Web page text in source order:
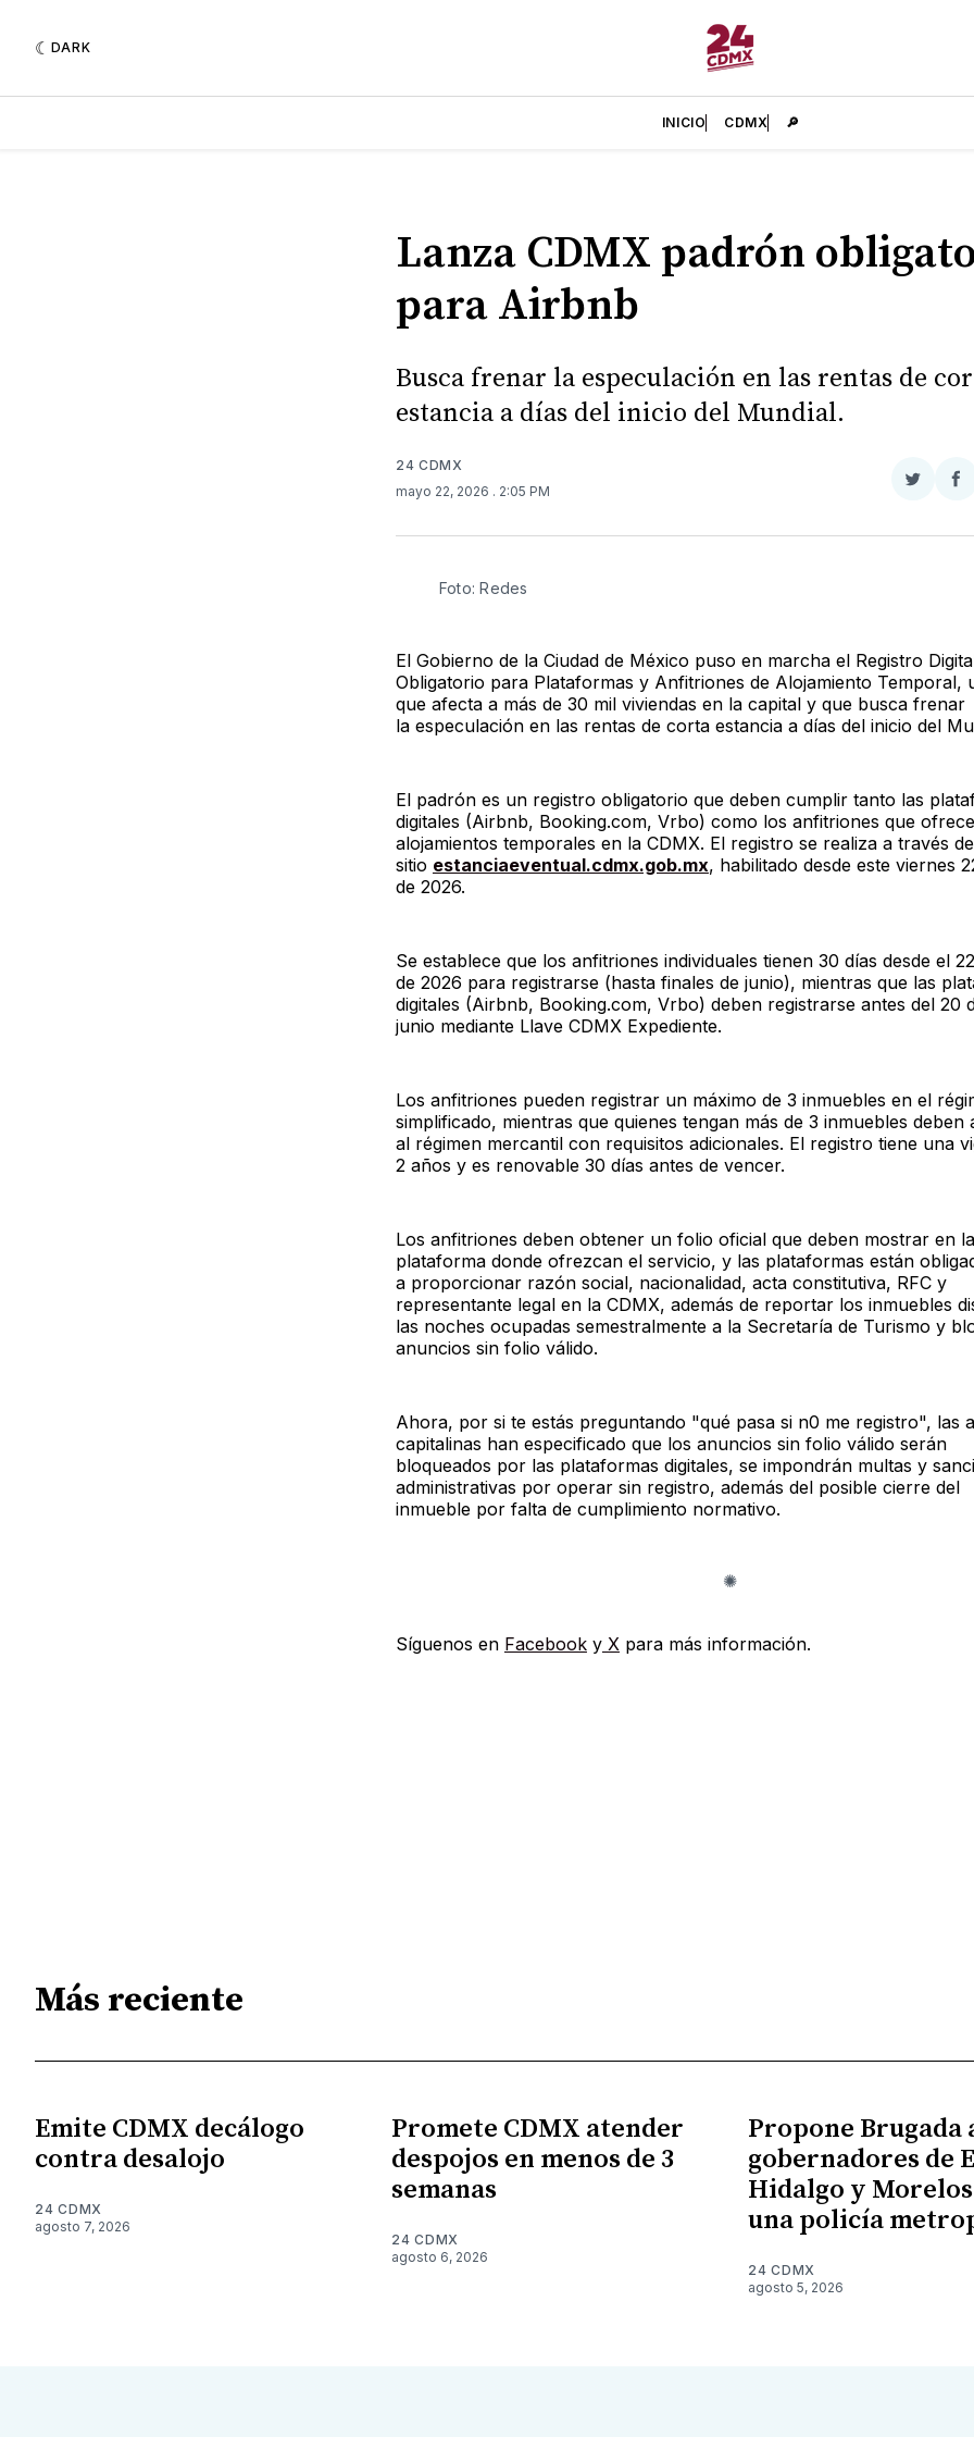
DARK
INICIO CDMX 🔎
Lanza CDMX padrón
para Airbnb
Busca frenar la especulación en las rentas de
estancia a días del inicio del Mundial.
24 CDMX
mayo 22, 2026 . 2:05 PM
Twitter
Foto: Redes
El Gobierno de la Ciudad de México puso en marcha el Registro
Obligatorio para Plataformas y Anfitriones de Alojamiento Temporal,
que afecta a más de 30 mil viviendas en la capital y que busca frenar
la especulación en las rentas de corta estancia a días del inicio del
El padrón es un registro obligatorio que deben cumplir tanto las
digitales (Airbnb, Booking.com, Vrbo) como los anfitriones que
alojamientos temporales en la CDMX. El registro se realiza a través
sitio estanciaeventual.cdmx.gob.mx, habilitado desde este viernes
de 2026.
Se establece que los anfitriones individuales tienen 30 días desde el
de 2026 para registrarse (hasta finales de junio), mientras que las
digitales (Airbnb, Booking.com, Vrbo) deben registrarse antes del 20
junio mediante Llave CDMX Expediente.
Los anfitriones pueden registrar un máximo de 3 inmuebles en el
simplificado, mientras que quienes tengan más de 3 inmuebles deben
al régimen mercantil con requisitos adicionales. El registro tiene una
2 años y es renovable 30 días antes de vencer.
Los anfitriones deben obtener un folio oficial que deben mostrar en la
plataforma donde ofrezcan el servicio, y las plataformas están
a proporcionar razón social, nacionalidad, acta constitutiva, RFC y
representante legal en la CDMX, además de reportar los inmuebles
las noches ocupadas semestralmente a la Secretaría de Turismo y
anuncios sin folio válido.
Ahora, por si te estás preguntando "qué pasa si n0 me registro", las
capitalinas han especificado que los anuncios sin folio válido serán
bloqueados por las plataformas digitales, se impondrán multas y
administrativas por operar sin registro, además del posible cierre del
inmueble por falta de cumplimiento normativo.
Síguenos en FacebookyX para más información.
Más reciente
Emite CDMX decálogo
contra desalojo
24 CDMX
agosto 7, 2026
Promete CDMX atender
despojos en menos de 3
semanas
24 CDMX
agosto 6, 2026
Propone Brugada
gobernadores de
Hidalgo y
una policía
24 CDMX
agosto 5, 2026